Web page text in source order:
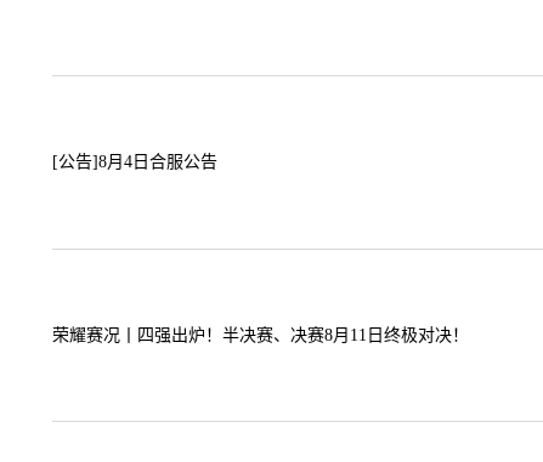
[公告]8月4日合服公告
荣耀赛况丨四强出炉！半决赛、决赛8月11日终极对决！